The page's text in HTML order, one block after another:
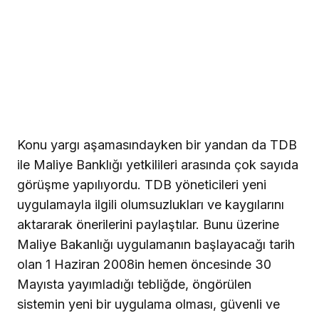
Konu yargı aşamasındayken bir yandan da TDB
ile Maliye Banklığı yetkilileri arasında çok sayıda
görüşme yapılıyordu. TDB yöneticileri yeni
uygulamayla ilgili olumsuzlukları ve kaygılarını
aktararak önerilerini paylaştılar. Bunu üzerine
Maliye Bakanlığı uygulamanın başlayacağı tarih
olan 1 Haziran 2008in hemen öncesinde 30
Mayısta yayımladığı tebliğde, öngörülen
sistemin yeni bir uygulama olması, güvenli ve